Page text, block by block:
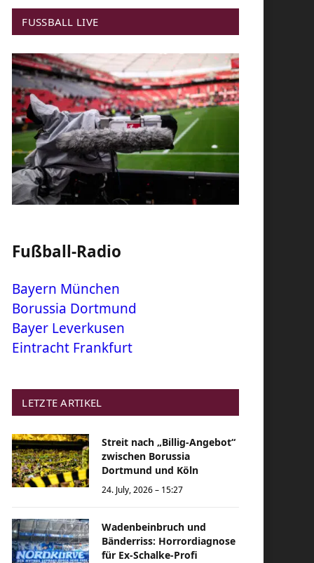
FUSSBALL LIVE
Fußball-Radio
Bayern München
Borussia Dortmund
Bayer Leverkusen
Eintracht Frankfurt
LETZTE ARTIKEL
Streit nach „Billig-Angebot“
zwischen Borussia
Dortmund und Köln
24. July, 2026 – 15:27
Wadenbeinbruch und
Bänderriss: Horrordiagnose
für Ex-Schalke-Profi